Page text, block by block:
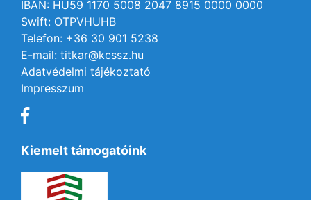
IBAN: HU59 1170 5008 2047 8915 0000 0000
Swift: OTPVHUHB
Telefon: +36 30 901 5238
E-mail: titkar@kcssz.hu
Adatvédelmi tájékoztató
Impresszum
Kiemelt támogatóink